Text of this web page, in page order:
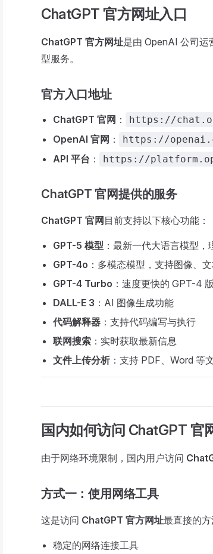
ChatGPT 官方网址入口
ChatGPT 官方网址是由 OpenAI 公司运
型服务。
官方入口地址
ChatGPT 官网 ： https://
OpenAI 官网 ： https://
API 平台 ： https://
ChatGPT 官网提供的服务
ChatGPT 官网 目前支持以下核心功能：
GPT-5 模型 ：最新一代大语言模型，
GPT-4o ：多模态模型，支持图像、
GPT-4 Turbo ：速度更快的 GPT-4
DALL-E 3 ：AI 图像生成功能
代码解释器 ：支持代码编写与执行
联网搜索 ：实时获取最新信息
文件上传分析：支持 PDF、Word 等
国内如何访问 ChatGPT 官
由于网络环境限制，国内用户访问
方式一：使用网络工具
这是访问 ChatGPT 官方网址最直接的方
稳定的网络连接工具